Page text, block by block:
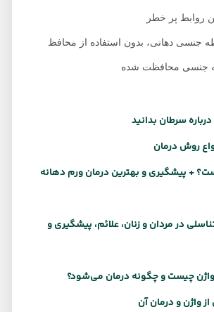
پر خطر
دهانی، بدون استفاده از محافظ
محافظت شده
سرطان بدانید
درمان
پیشگیری و بهترین درمان ورم دهانه
در مردان و زنان، علائم، پیشگیری و
و چگونه درمان می‌شود؟
و درمان آن